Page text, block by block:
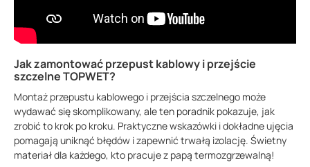
Jak zamontować przepust kablowy i przejście
szczelne TOPWET?
Montaż przepustu kablowego i przejścia szczelnego może
wydawać się skomplikowany, ale ten poradnik pokazuje, jak
zrobić to krok po kroku. Praktyczne wskazówki i dokładne ujęcia
pomagają uniknąć błędów i zapewnić trwałą izolację. Świetny
materiał dla każdego, kto pracuje z papą termozgrzewalną!